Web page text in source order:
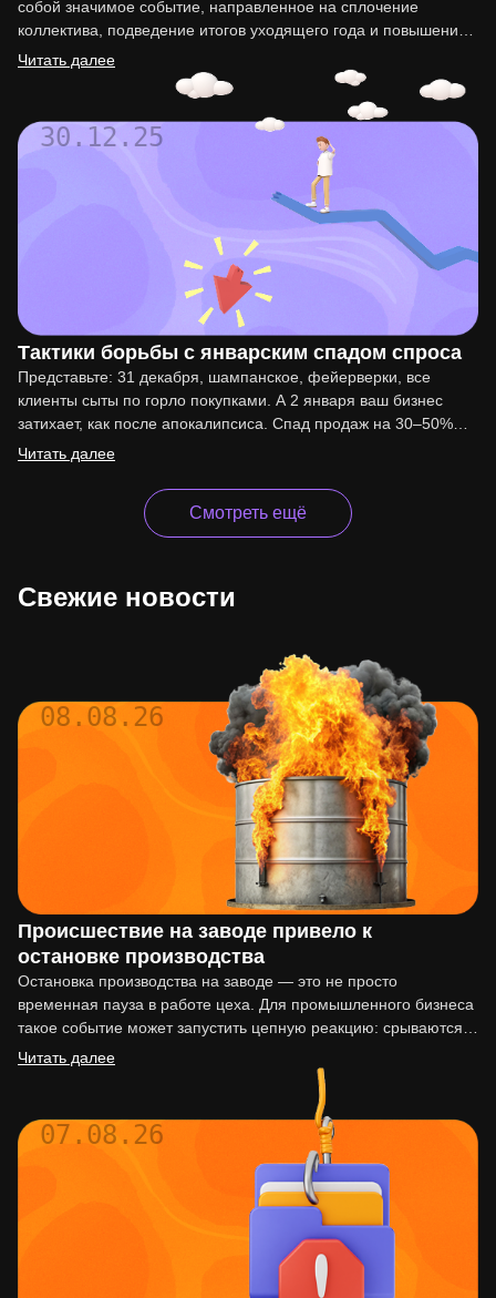
собой значимое событие, направленное на сплочение
коллектива, подведение итогов уходящего года и повышение
мотивации сотрудников. Организация такого праздника…
Читать далее
30.12.25
Тактики борьбы с январским спадом спроса
Представьте: 31 декабря, шампанское, фейерверки, все
клиенты сыты по горло покупками. А 2 января ваш бизнес
затихает, как после апокалипсиса. Спад продаж на 30–50%…
Читать далее
Смотреть ещё
Свежие новости
08.08.26
Происшествие на заводе привело к
остановке производства
Остановка производства на заводе — это не просто
временная пауза в работе цеха. Для промышленного бизнеса
такое событие может запустить цепную реакцию: срываются
сроки…
Читать далее
07.08.26